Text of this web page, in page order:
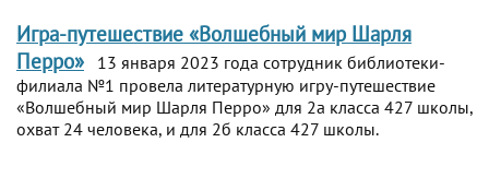
Игра-путешествие «Волшебный мир Шарля
Перро»
13 января 2023 года сотрудник библиотеки-
филиала №1 провела литературную игру-путешествие
«Волшебный мир Шарля Перро» для 2а класса 427 школы,
охват 24 человека, и для 2б класса 427 школы.